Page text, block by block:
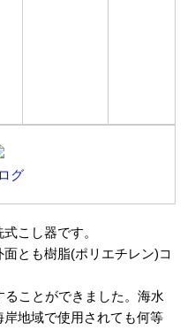
グ
こし器です。
とも樹脂(ポリエチレン)コ
ることができました。海水
地域で使用されても何等